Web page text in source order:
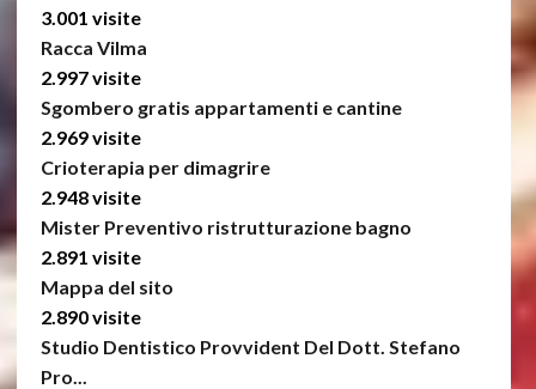
3.001 visite
Racca Vilma
2.997 visite
Sgombero gratis appartamenti e cantine
2.969 visite
Crioterapia per dimagrire
2.948 visite
Mister Preventivo ristrutturazione bagno
2.891 visite
Mappa del sito
2.890 visite
Studio Dentistico Provvident Del Dott. Stefano
Pro...